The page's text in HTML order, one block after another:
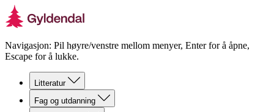
Navigasjon: Pil høyre/venstre mellom menyer, Enter for å åpne,
Escape for å lukke.
Litteratur
Fag og utdanning